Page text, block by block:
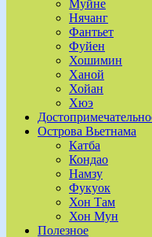
Муйне
Нячанг
Фантьет
Фуйен
Хошимин
Ханой
Хойан
Хюэ
Острова Вьетнама
Катба
Кондао
Намзу
Фукуок
Хон Там
Хон Мун
Полезное